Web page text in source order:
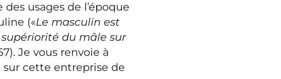
usages de l’époque
(«Le masculin est
du mâle sur
Je vous renvoie à
cette entreprise de